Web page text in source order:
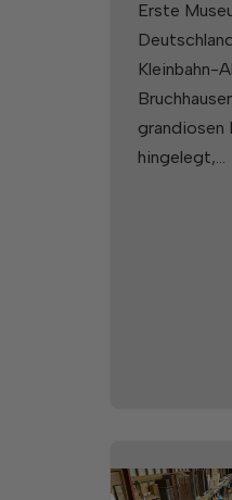
Erste
Kleinbahn-
grandiosen
hingelegt,…